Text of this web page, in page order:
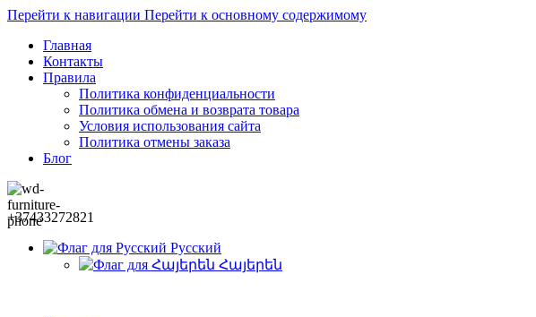
Перейти к навигации Перейти к основному содержимому
Главная
Контакты
Правила
Политика конфиденциальности
Политика обмена и возврата товара
Условия использования сайта
Политика отмены заказа
Блог
+37433272821
Русский
Հայերեն